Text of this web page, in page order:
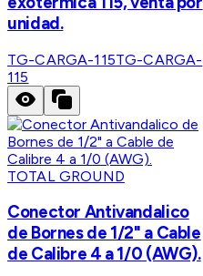
unidad.
TG-CARGA-115TG-CARGA-
115
TOTAL GROUND
Conector Antivandalico
de Bornes de 1/2" a Cable
de Calibre 4 a 1/0 (AWG).